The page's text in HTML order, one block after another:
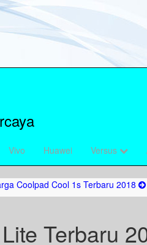
Vivo Huawei Versus
Coolpad Cool 1s Terbaru 2018
Terbaru